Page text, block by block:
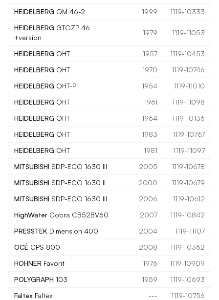
HEIDELBERG QM 46-2 1999
1119-10333
HEIDELBERG GTOZP 46
+version
1979 1119-11053
HEIDELBERG OHT 1957
1119-10453
HEIDELBERG OHT 1970
1119-10746
HEIDELBERG OHT-P 1954
1119-11010
HEIDELBERG OHT 1961
1119-11098
HEIDELBERG OHT 1964
1119-10136
HEIDELBERG OHT 1983
1119-10767
HEIDELBERG OHT 1981
1119-11097
MITSUBISHI SDP-ECO 1630 III 2005
1119-10678
MITSUBISHI SDP-ECO 1630 II 2000
1119-10679
MITSUBISHI SDP-ECO 1630 III 2006
1119-10612
HighWater Cobra CB52BV60 2007
1119-10842
PRESSTEK Dimension 400 2004
1119-11107
OCÉ CPS 800 2008
1119-10362
HOHNER Favorit 1976
1119-10909
POLYGRAPH 103 1959
1119-10693
Faltex Faltex ---
1119-10756